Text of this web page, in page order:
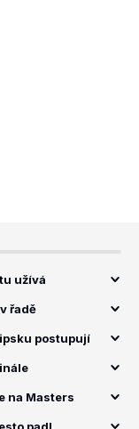
užívá
řadě
postupují
na Masters